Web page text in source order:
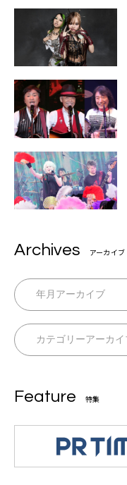
Archives アーカイブ
Feature 特集